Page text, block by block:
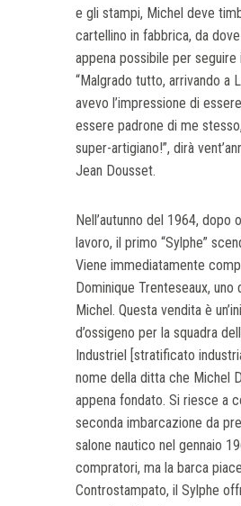
e gli stampi, Michel deve
cartellino in fabbrica, da
appena possibile per seguire
“Malgrado tutto, arrivando a
avevo l’impressione di
essere padrone di me
super-artigiano!”, dirà
Jean Dousset.
Nell’autunno del 1964, dopo
lavoro, il primo “Sylphe”
Viene immediatamente
Dominique Trenteseaux, uno
Michel. Questa vendita è
d’ossigeno per la squadra
Industriel [stratificato
nome della ditta che Michel
appena fondato. Si riesce a
seconda imbarcazione da
salone nautico nel gennaio
compratori, ma la barca
Controstampato, il Sylphe